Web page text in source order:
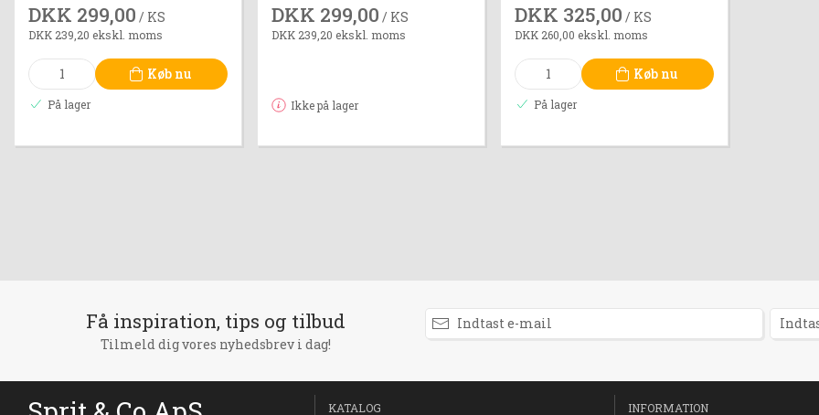
DKK 299,00 / KS
DKK 239,20 ekskl. moms
Køb nu
På lager
DKK 299,00 / KS
DKK 239,20 ekskl. moms
Ikke på lager
DKK 325,00 / KS
DKK 260,00 ekskl. moms
Køb nu
På lager
Få inspiration, tips og tilbud
Tilmeld dig vores nyhedsbrev i dag!
KATALOG INFORMATION